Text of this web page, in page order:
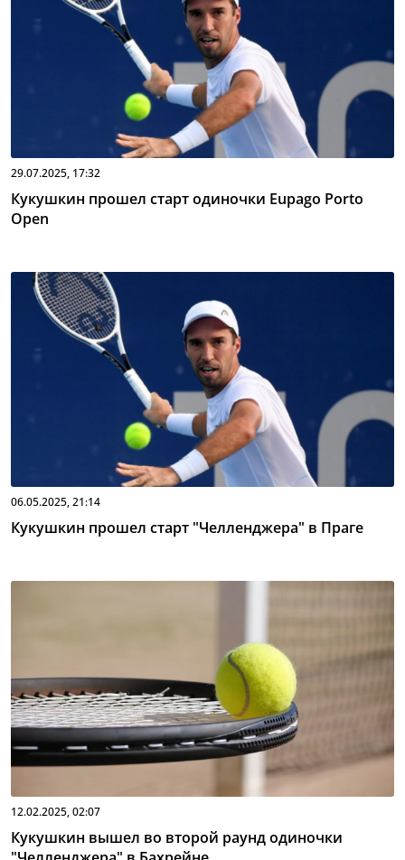
29.07.2025, 17:32
Кукушкин прошел старт одиночки Eupago Porto
Open
06.05.2025, 21:14
Кукушкин прошел старт "Челленджера" в Праге
12.02.2025, 02:07
Кукушкин вышел во второй раунд одиночки